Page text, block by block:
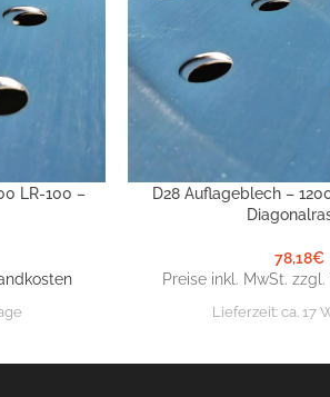
LR-100 –
IN DEN WARENKORB
D28 Auflageblech –
78,18€
Preise inkl. MwSt. zzgl.
Lieferzeit:ca. 17